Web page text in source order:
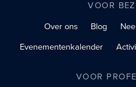
VOOR
Over ons
Blog
Evenementenkalender
VOOR